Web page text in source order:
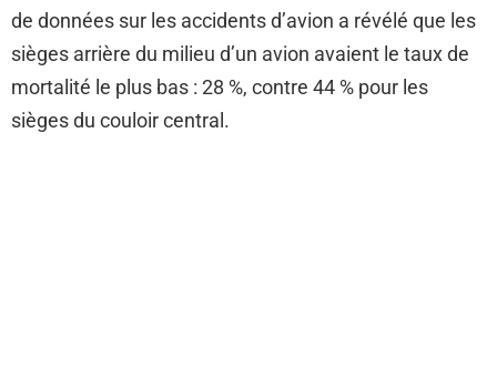
de données sur les accidents d’avion a révélé que les
sièges arrière du milieu d’un avion avaient le taux de
mortalité le plus bas : 28 %, contre 44 % pour les
sièges du couloir central.